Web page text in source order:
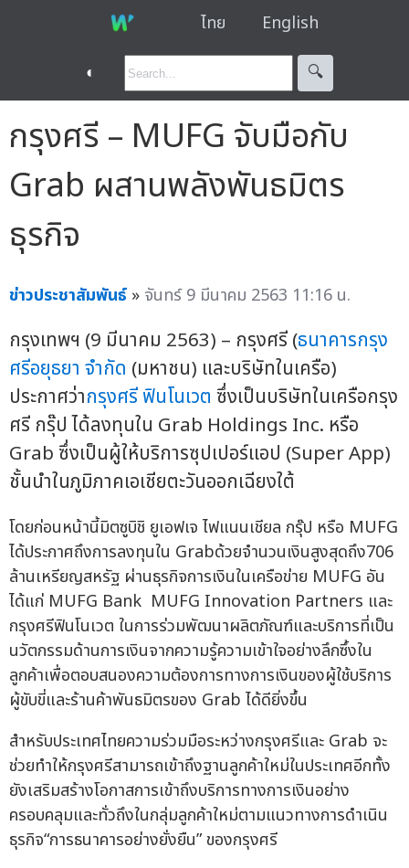
ไทย English
◐ 🔍︎
กรุงศรี – MUFG จับมือกับ
Grab ผสานพลังพันธมิตร
ธุรกิจ
ข่าวประชาสัมพันธ์ » จันทร์ 9 มีนาคม 2563 11:16 น.
กรุงเทพฯ (9 มีนาคม 2563) – กรุงศรี (ธนาคารกรุง
ศรีอยุธยา จำกัด (มหาชน) และบริษัทในเครือ)
ประกาศว่ากรุงศรี ฟินโนเวต ซึ่งเป็นบริษัทในเครือกรุง
ศรี กรุ๊ป ได้ลงทุนใน Grab Holdings Inc. หรือ
Grab ซึ่งเป็นผู้ให้บริการซุปเปอร์แอป (Super App)
ชั้นนำในภูมิภาคเอเชียตะวันออกเฉียงใต้
โดยก่อนหน้านี้มิตซูบิชิ ยูเอฟเจ ไฟแนนเชียล กรุ๊ป หรือ MUFG
ได้ประกาศถึงการลงทุนใน Grabด้วยจำนวนเงินสูงสุดถึง706
ล้านเหรียญสหรัฐ ผ่านธุรกิจการเงินในเครือข่าย MUFG อัน
ได้แก่ MUFG Bank MUFG Innovation Partners และ
กรุงศรีฟินโนเวต ในการร่วมพัฒนาผลิตภัณฑ์และบริการที่เป็น
นวัตกรรมด้านการเงินจากความรู้ความเข้าใจอย่างลึกซึ้งใน
ลูกค้าเพื่อตอบสนองความต้องการทางการเงินของผู้ใช้บริการ
ผู้ขับขี่และร้านค้าพันธมิตรของ Grab ได้ดียิ่งขึ้น
สำหรับประเทศไทยความร่วมมือระหว่างกรุงศรีและ Grab จะ
ช่วยทำให้กรุงศรีสามารถเข้าถึงฐานลูกค้าใหม่ในประเทศอีกทั้ง
ยังเสริมสร้างโอกาสการเข้าถึงบริการทางการเงินอย่าง
ครอบคลุมและทั่วถึงในกลุ่มลูกค้าใหม่ตามแนวทางการดำเนิน
ธุรกิจ“การธนาคารอย่างยั่งยืน” ของกรุงศรี